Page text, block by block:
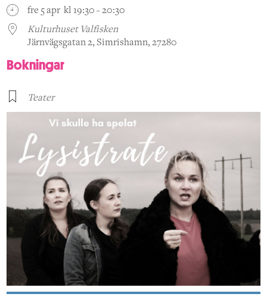
fre 5 apr kl 19:30 - 20:30
Kulturhuset Valfisken
Järnvägsgatan 2, Simrishamn, 27280
Bokningar
Teater